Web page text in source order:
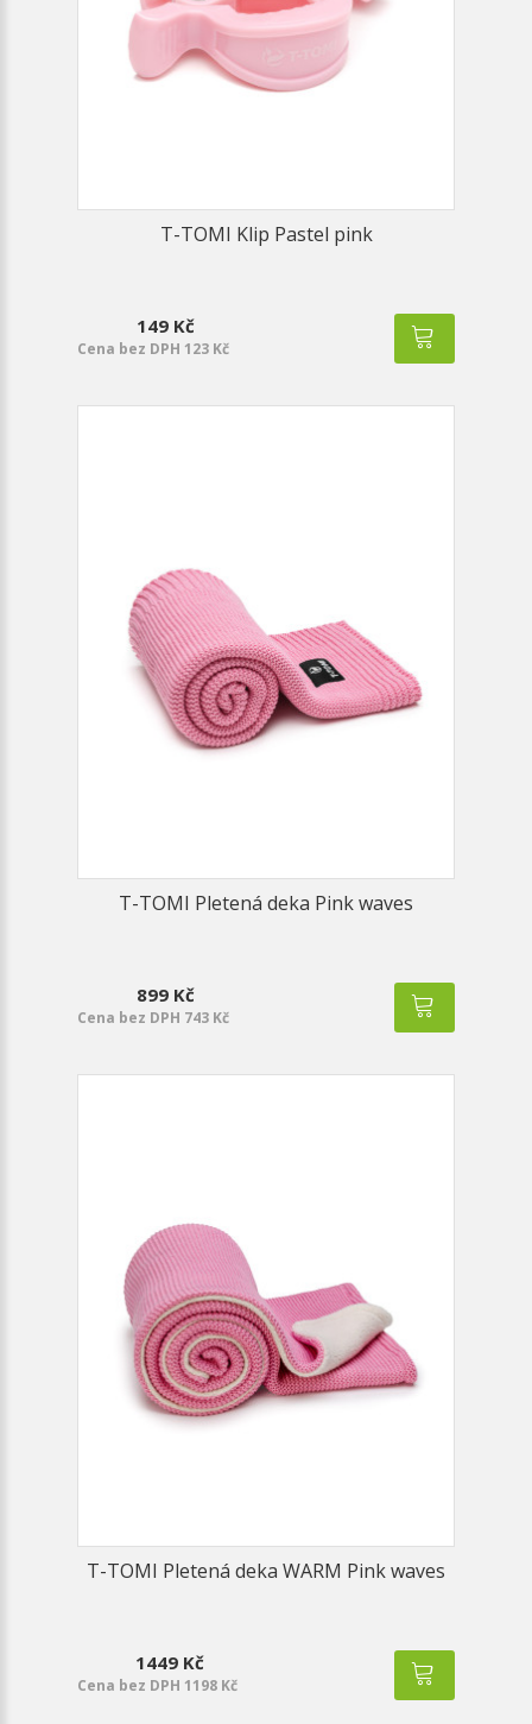
T-TOMI Klip Pastel pink
149 Kč
Cena bez DPH 123 Kč
T-TOMI Pletená deka Pink waves
899 Kč
Cena bez DPH 743 Kč
T-TOMI Pletená deka WARM Pink waves
1449 Kč
Cena bez DPH 1198 Kč